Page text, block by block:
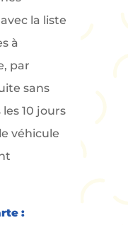
la liste
à
par
sans
10 jours
véhicule
: